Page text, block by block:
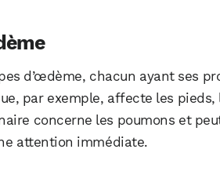
d’œdème, chacun ayant ses
par exemple, affecte les
concerne les poumons et
attention immédiate.